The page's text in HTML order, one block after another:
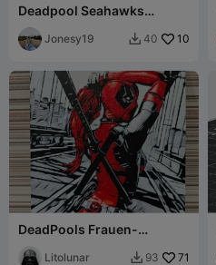
Deadpool Seahawks
Helmet
Jonesy19  40 10
DeadPools Frauen-
Litolunar  93 71